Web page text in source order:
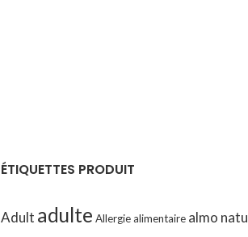
ÉTIQUETTES PRODUIT
Adult adulte Allergie alimentaire almo